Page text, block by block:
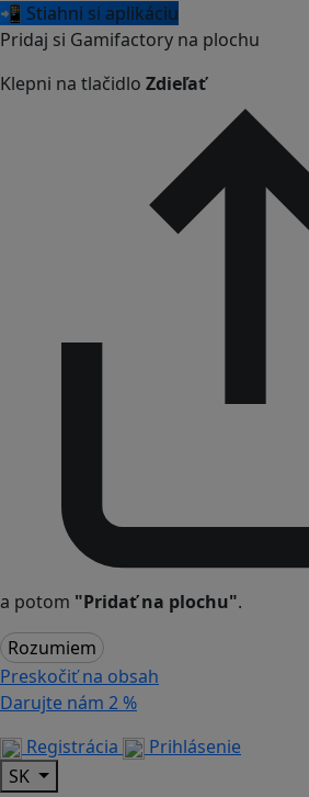
📲 Stiahni si aplikáciu
Pridaj si Gamifactory na plochu
Klepni na tlačidlo Zdieľať
a potom "Pridať na plochu".
Rozumiem
Preskočiť na obsah
Darujte nám 2 %
Registrácia
Prihlásenie
SK